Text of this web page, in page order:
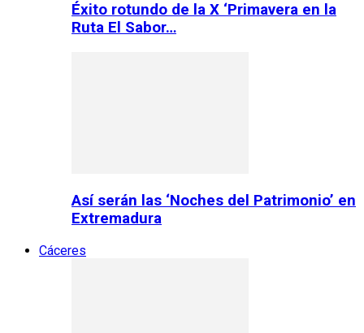
Éxito rotundo de la X ‘Primavera en la
Ruta El Sabor…
Así serán las ‘Noches del Patrimonio’ en
Extremadura
Cáceres